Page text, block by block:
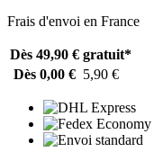
Frais d'envoi en France
Dès 49,90 € gratuit*
Dès 0,00 € 5,90 €